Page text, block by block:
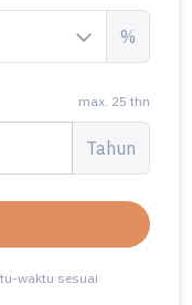
%
max. 25 thn
Tahun
waktu sesuai